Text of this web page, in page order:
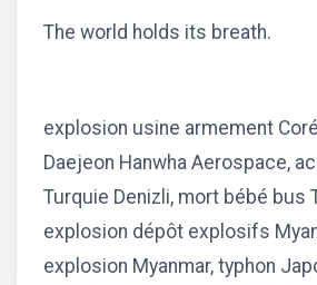
The world holds its breath.
explosion usine armement
Daejeon Hanwha Aerospace,
Turquie Denizli, mort bébé bus
explosion dépôt explosifs
explosion Myanmar, typhon